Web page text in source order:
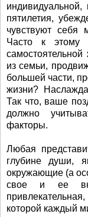
пятилетия,
чувствуют
Часто к этому
из семьи,
большей части,
жизни?
Так что, ваше
должно
факторы.
Любая
глубине души,
окружающие (а
свое и ее
которой каждый